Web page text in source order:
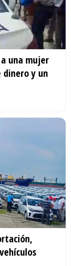
una mujer
dinero y un